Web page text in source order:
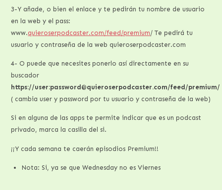
3-Y añade, o bien el enlace y te pedirán tu nombre de usuario
en la web y el pass:
www.quieroserpodcaster.com/feed/premium/ Te pedirá tu
usuario y contraseña de la web quieroserpodcaster.com
4- O puede que necesites ponerlo así directamente en su
buscador
https://user:password@quieroserpodcaster.com/feed/premium/
( cambia user y password por tu usuario y contraseña de la web)
Si en alguna de las apps te permite indicar que es un podcast
privado, marca la casilla del si.
¡¡Y cada semana te caerán episodios Premium!!
Nota: Si, ya se que Wednesday no es Viernes